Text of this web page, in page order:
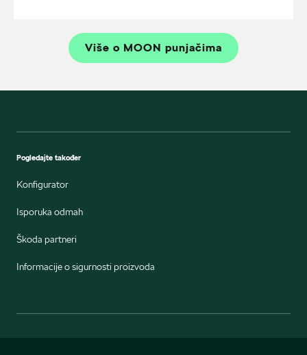
Više o MOON punjačima
Pogledajte također
Konfigurator
Isporuka odmah
Škoda partneri
Informacije o sigurnosti proizvoda